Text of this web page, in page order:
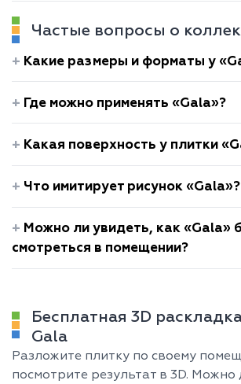
Частые вопросы о
Какие размеры и форматы у
Где можно применять «Gala»?
Какая поверхность у плитки
Что имитирует рисунок «Gala»?
Можно ли увидеть, как «Gala»
смотреться в помещении?
Бесплатная 3D
Gala
Разложите плитку по своему
посмотрите результат в 3D. Можно